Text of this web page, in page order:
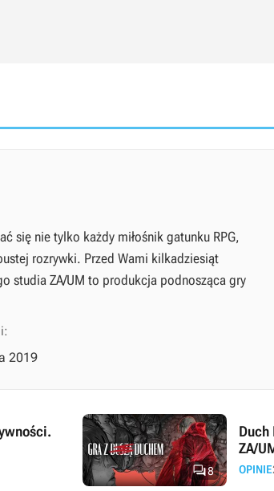
się nie tylko każdy miłośnik gatunku RPG,
rozrywki. Przed Wami kilkadziesiąt
studia ZA/UM to produkcja podnosząca gry
2019
8
Duch
ZA/
OPINIE